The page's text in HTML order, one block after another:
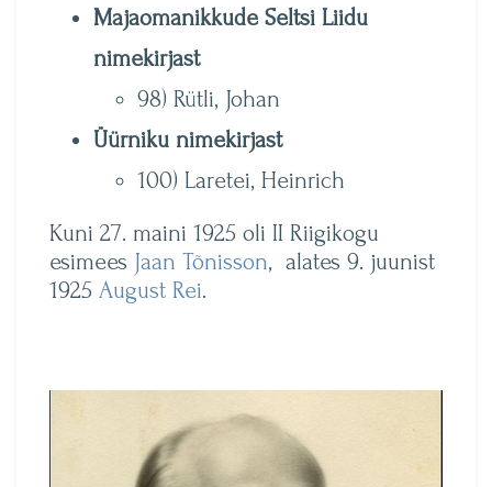
Majaomanikkude Seltsi Liidu
nimekirjast
98) Rütli, Johan
Üürniku nimekirjast
100) Laretei, Heinrich
Kuni 27. maini 1925 oli II Riigikogu
esimees Jaan Tõnisson, alates 9. juunist
1925 August Rei.